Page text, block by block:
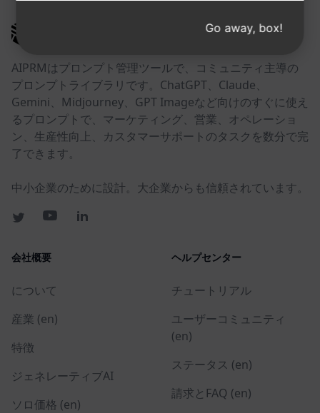
AIPRMはプロンプト管理ツールで、コミュニティ主導の
プロンプトライブラリです。ChatGPT、Claude、
Gemini、Midjourney、GPT Imageなど向けのすぐに使え
るプロンプトで、マーケティング、営業、オペレーショ
ン、生産性向上、カスタマーサポートのタスクを数分で完
了できます。
中小企業のために設計。大企業からも信頼されています。
会社概要
について
産業 (en)
特徴
ジェネレーティブAI
ソロ価格 (en)
ヘルプセンター
チュートリアル
ユーザーコミュニティ
(en)
ステータス (en)
請求とFAQ (en)
Go away, box!